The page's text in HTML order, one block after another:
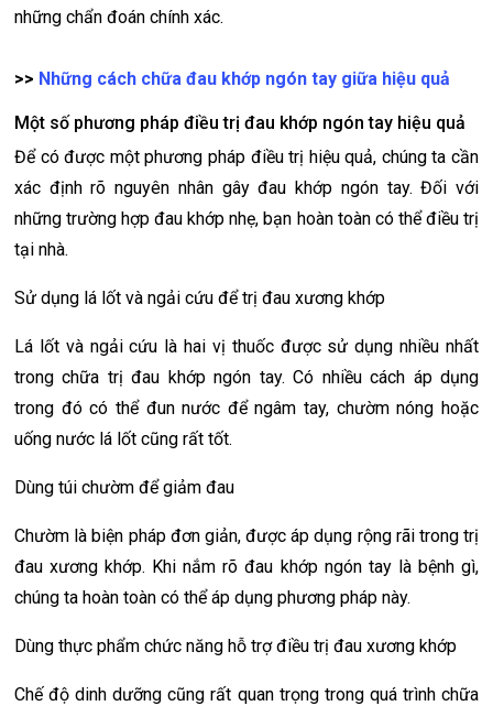
những chẩn đoán chính xác.
>> Những cách chữa đau khớp ngón tay giữa hiệu quả
Một số phương pháp điều trị đau khớp ngón tay hiệu quả
Để có được một phương pháp điều trị hiệu quả, chúng ta cần
xác định rõ nguyên nhân gây đau khớp ngón tay. Đối với
những trường hợp đau khớp nhẹ, bạn hoàn toàn có thể điều trị
tại nhà.
Sử dụng lá lốt và ngải cứu để trị đau xương khớp
Lá lốt và ngải cứu là hai vị thuốc được sử dụng nhiều nhất
trong chữa trị đau khớp ngón tay. Có nhiều cách áp dụng
trong đó có thể đun nước để ngâm tay, chườm nóng hoặc
uống nước lá lốt cũng rất tốt.
Dùng túi chườm để giảm đau
Chườm là biện pháp đơn giản, được áp dụng rộng rãi trong trị
đau xương khớp. Khi nắm rõ đau khớp ngón tay là bệnh gì,
chúng ta hoàn toàn có thể áp dụng phương pháp này.
Dùng thực phẩm chức năng hỗ trợ điều trị đau xương khớp
Chế độ dinh dưỡng cũng rất quan trọng trong quá trình chữa